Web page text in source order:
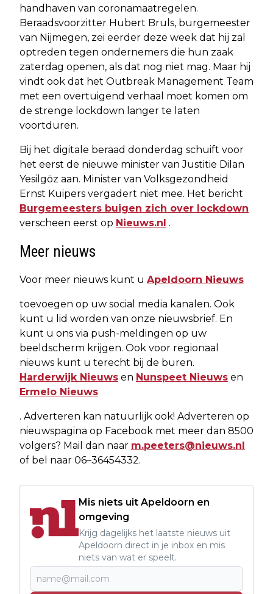
handhaven van coronamaatregelen.
Beraadsvoorzitter Hubert Bruls, burgemeester
van Nijmegen, zei eerder deze week dat hij zal
optreden tegen ondernemers die hun zaak
zaterdag openen, als dat nog niet mag. Maar hij
vindt ook dat het Outbreak Management Team
met een overtuigend verhaal moet komen om
de strenge lockdown langer te laten
voortduren.
Bij het digitale beraad donderdag schuift voor
het eerst de nieuwe minister van Justitie Dilan
Yesilgöz aan. Minister van Volksgezondheid
Ernst Kuipers vergadert niet mee. Het bericht
Burgemeesters buigen zich over lockdown
verscheen eerst op Nieuws.nl .
Meer nieuws
Voor meer nieuws kunt u Apeldoorn Nieuws
toevoegen op uw social media kanalen. Ook
kunt u lid worden van onze nieuwsbrief. En
kunt u ons via push-meldingen op uw
beeldscherm krijgen. Ook voor regionaal
nieuws kunt u terecht bij de buren.
Harderwijk Nieuws en Nunspeet Nieuws en
Ermelo Nieuws
. Adverteren kan natuurlijk ook! Adverteren op
nieuwspagina op Facebook met meer dan 8500
volgers? Mail dan naar m.peeters@nieuws.nl
of bel naar 06–36454332.
Mis niets uit Apeldoorn en
omgeving
Krijg dagelijks het laatste nieuws uit
Apeldoorn direct in je inbox en mis
niets van wat er speelt.